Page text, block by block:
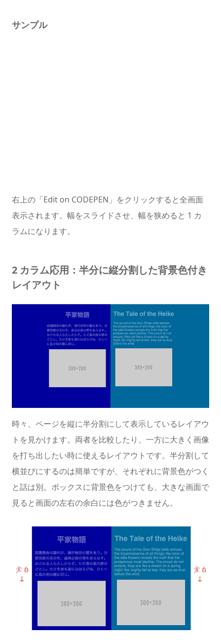
サンプル
右上の「Edit on CODEPEN」をクリックすると全画面
表示されます。幅をスライドさせ、幅を狭めると 1 カ
ラムになります。
2 カラム応用：半分に縦分割した背景色付き
レイアウト
時々、ページを縦に半分割にして表示しているレイアウ
トを見かけます。両者を比較したり、一方に大きく画像
を打ち出したい時に使えるレイアウトです。半分割して
横並びにするのは簡単ですが、それぞれに背景色がつく
と話は別。ボックスに背景色をつけても、大きな画面で
見ると画面の左右の余白には色がつきません。